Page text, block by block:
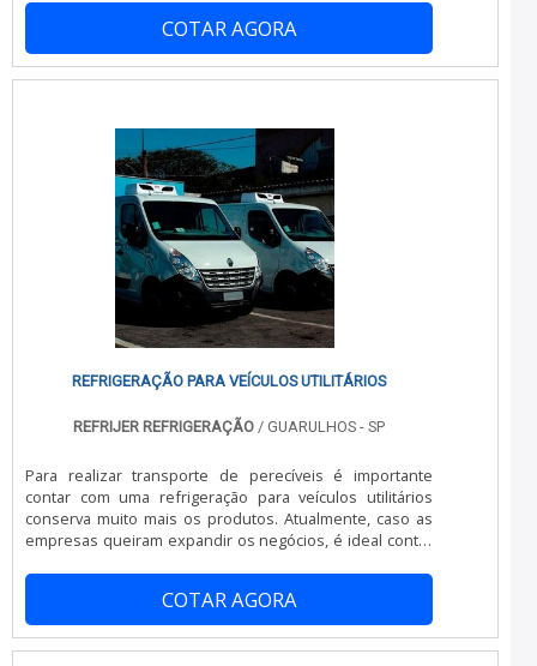
INFORMAÇÕES SOBRE O ISOLAMENTO TÉRMICOHá
muitas maneiras eficientes de demonstrar competência
e excelência em uma área de atuação. A JC Montagem
Frigorífica objetiva sua energia em oferecer aos clientes
geração; Mão de obra especializada. Tudo pensando
em isolamento térmico com eficiência. Ainda focando na
qualidade em isolamento térmico, mais do que visar
apenas lucratividade, deve oferecer produtos e serviços
que tenham ótima qualidade e proteção, detalhes
primordiais que são deixados de lado por muitas
empresas que não focam na fidelização do cliente.Tudo
isso e muito mais são os motivos pelos quais a JC
Montagem Frigorífica é responsável quando tratamos do
segmento de montagem, desmontagem e reforma de
desenvolvimento no que gera resultado e qualidade
de alta qualidade, que terão grande satisfação em
SEGMENTONa JC Montagem Frigorífica tem o que há de
melhor no mercado de montagem, desmontagem e
reforma de câmaras frigoríficas. Prezando pelo que há
de mais moderno, traz inovações e variedades em
desmontagem de câmaras frigoríficas e instalação de
portas frigoríficas com ótima qualidade e proteção.Para
tal sucesso, a empresa investiu em profissionais
competentes e em equipamentos inovadores. A JC
Montagem Frigorífica é uma empresa que tem
COTAR AGORA
REFRIGERAÇÃO PARA VEÍCULOS UTILITÁRIOS
REFRIJER REFRIGERAÇÃO / GUARULHOS - SP
Para realizar transporte de perecíveis é importante
contar com uma refrigeração para veículos utilitários
conserva muito mais os produtos. Atualmente, caso as
empresas queiram expandir os negócios, é ideal contar
essencial para as empresas que trabalham com o
transporte de cargas e precisam que a temperatura
dessas cargas seja regulada com a maior qualidade
possível. Mais detalhes importantes da
COTAR AGORA